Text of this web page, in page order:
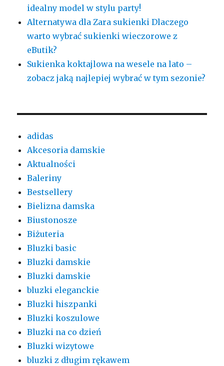
idealny model w stylu party!
Alternatywa dla Zara sukienki Dlaczego
warto wybrać sukienki wieczorowe z
eButik?
Sukienka koktajlowa na wesele na lato –
zobacz jaką najlepiej wybrać w tym sezonie?
adidas
Akcesoria damskie
Aktualności
Baleriny
Bestsellery
Bielizna damska
Biustonosze
Biżuteria
Bluzki basic
Bluzki damskie
Bluzki damskie
bluzki eleganckie
Bluzki hiszpanki
Bluzki koszulowe
Bluzki na co dzień
Bluzki wizytowe
bluzki z długim rękawem